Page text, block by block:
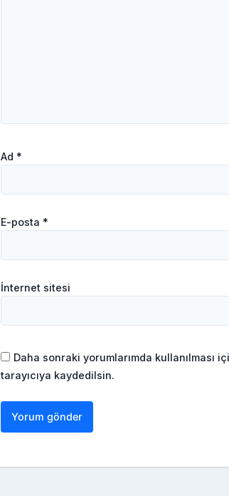
Ad *
E-posta *
İnternet sitesi
Daha sonraki yorumlarımda kullanılması
tarayıcıya kaydedilsin.